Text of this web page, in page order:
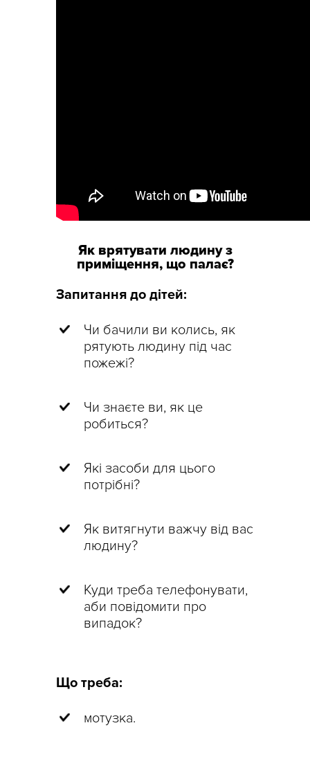
Як врятувати людину з
приміщення, що палає?
Запитання до дітей:
Чи бачили ви колись, як
рятують людину під час
пожежі?
Чи знаєте ви, як це
робиться?
Які засоби для цього
потрібні?
Як витягнути важчу від вас
людину?
Куди треба телефонувати,
аби повідомити про
випадок?
Що треба:
мотузка.